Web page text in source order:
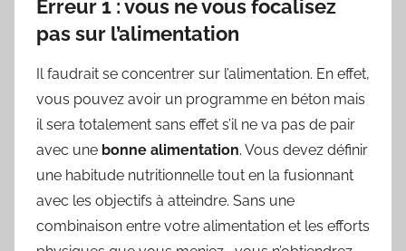
Erreur 1 : vous ne vous focalisez
pas sur l’alimentation
Il faudrait se concentrer sur l’alimentation. En effet,
vous pouvez avoir un programme en béton mais
il sera totalement sans effet s’il ne va pas de pair
avec une bonne alimentation. Vous devez définir
une habitude nutritionnelle tout en la fusionnant
avec les objectifs à atteindre. Sans une
combinaison entre votre alimentation et les efforts